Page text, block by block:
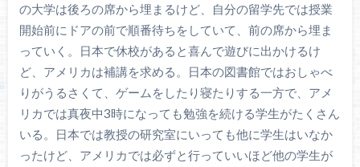
の大学は後ろの席から埋まるけど、自分の留学先では授業
開始前にドアの前で順番待ちをしていて、前の席から埋ま
っていく。日本で休校があると喜んで遊びに出かけるけ
ど、アメリカは補講を求める。日本の図書館ではおしゃべ
りがうるさくて、ゲームをしたり寝たりする一方で、アメ
リカでは真夜中3時になっても勉強を続ける学生がたくさん
いる。日本では教授の研究室にいっても他に学生はいなか
ったけど、アメリカでは必ずと行っていいほど他の学生が